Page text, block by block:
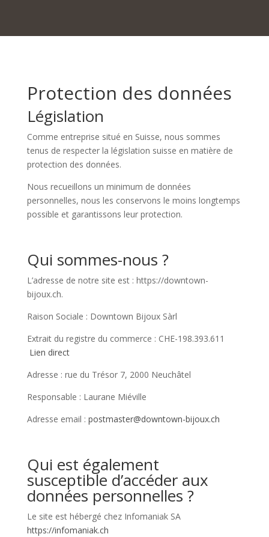
Protection des données
Législation
Comme entreprise situé en Suisse, nous sommes
tenus de respecter la législation suisse en matière de
protection des données.
Nous recueillons un minimum de données
personnelles, nous les conservons le moins longtemps
possible et garantissons leur protection.
Qui sommes-nous ?
L’adresse de notre site est : https://downtown-
bijoux.ch.
Raison Sociale : Downtown Bijoux Sàrl
Extrait du registre du commerce : CHE-198.393.611
Lien direct
Adresse : rue du Trésor 7, 2000 Neuchâtel
Responsable : Laurane Miéville
Adresse email : postmaster@downtown-bijoux.ch
Qui est également
susceptible d’accéder aux
données personnelles ?
Le site est hébergé chez Infomaniak SA
https://infomaniak.ch